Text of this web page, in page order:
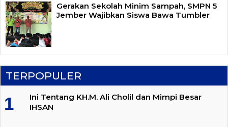
Gerakan Sekolah Minim Sampah, SMPN 5
Jember Wajibkan Siswa Bawa Tumbler
TERPOPULER
Ini Tentang KH.M. Ali Cholil dan Mimpi Besar
IHSAN